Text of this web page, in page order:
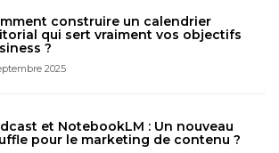
construire un calendrier
qui sert vraiment vos objectifs
?
2025
et NotebookLM : Un nouveau
pour le marketing de contenu ?